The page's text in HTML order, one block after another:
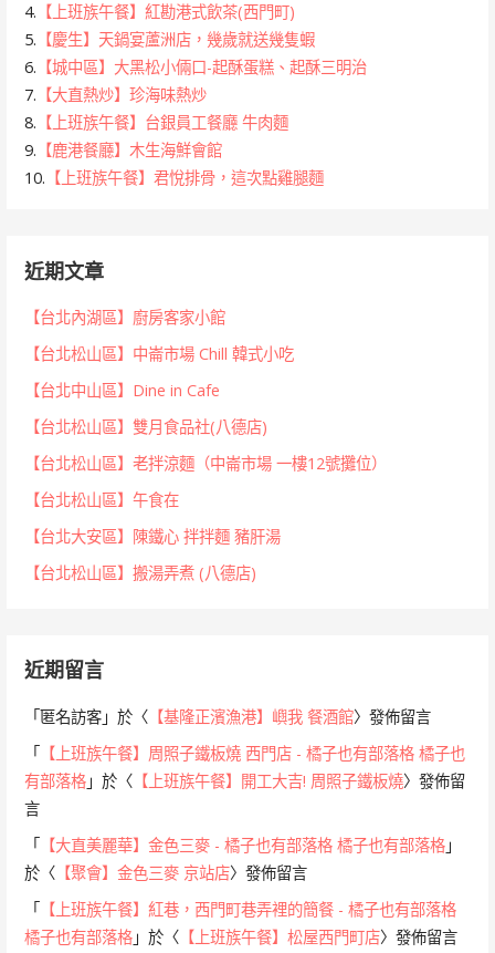
4. 【上班族午餐】紅勘港式飲茶(西門町)
5. 【慶生】天鍋宴蘆洲店，幾歲就送幾隻蝦
6. 【城中區】大黑松小倆口-起酥蛋糕、起酥三明治
7. 【大直熱炒】珍海味熱炒
8. 【上班族午餐】台銀員工餐廳 牛肉麵
9. 【鹿港餐廳】木生海鮮會館
10. 【上班族午餐】君悅排骨，這次點雞腿麵
近期文章
【台北內湖區】廚房客家小館
【台北松山區】中崙市場 Chill 韓式小吃
【台北中山區】Dine in Cafe
【台北松山區】雙月食品社(八德店)
【台北松山區】老拌涼麵（中崙市場 一樓12號攤位）
【台北松山區】午食在
【台北大安區】陳鐵心 拌拌麵 豬肝湯
【台北松山區】搬湯弄煮 (八德店)
近期留言
「匿名訪客 」於〈 【基隆正濱漁港】嶼我 餐酒館〉發佈留言
「
【上班族午餐】周照子鐵板燒 西門店 - 橘子也有部落格 橘子也
有部落格 」於〈 【上班族午餐】開工大吉! 周照子鐵板燒〉發佈留
言
「
【大直美麗華】金色三麥 - 橘子也有部落格 橘子也有部落格 」
於〈 【聚會】金色三麥 京站店〉發佈留言
「
【上班族午餐】紅巷，西門町巷弄裡的簡餐 - 橘子也有部落格
橘子也有部落格 」於〈 【上班族午餐】松屋西門町店〉發佈留言